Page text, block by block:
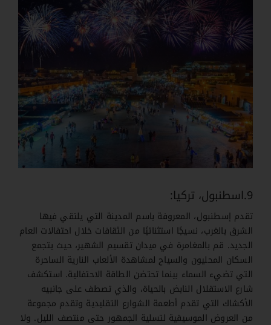
9.اسطنبول، تركيا:
تقدم إسطنبول، المعروفة باسم المدينة التي يلتقي فيها
الشرق بالغرب، نسيجًا استثنائيًا من الثقافات خلال احتفالات العام
الجديد. قم بالمغامرة في ميدان تقسيم الشهير، حيث يتجمع
السكان المحليون والسياح لمشاهدة الألعاب النارية الساحرة
التي تضيء السماء بينما تحتضن الطاقة الاحتفالية. استكشف
شارع الاستقلال النابض بالحياة، والذي تصطف على جانبيه
الأكشاك التي تقدم أطعمة الشوارع التقليدية وتقدم مجموعة
من العروض الموسيقية لتسلية الجمهور حتى منتصف الليل. ولا